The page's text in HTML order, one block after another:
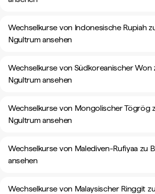
Wechselkurse von Indonesische Rupiah
Ngultrum ansehen
Wechselkurse von Südkoreanischer Won
Ngultrum ansehen
Wechselkurse von Mongolischer Tögrög
Ngultrum ansehen
Wechselkurse von Malediven-Rufiyaa zu
ansehen
Wechselkurse von Malaysischer Ringgit